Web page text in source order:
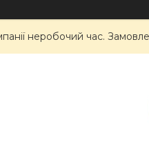
неробочий час.